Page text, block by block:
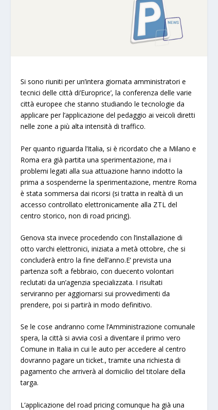
Si sono riuniti per un’intera giornata amministratori e
tecnici delle città di’Europrice’, la conferenza delle varie
città europee che stanno studiando le tecnologie da
applicare per l’applicazione del pedaggio ai veicoli diretti
nelle zone a più alta intensità di traffico.
Per quanto riguarda l’Italia, si è ricordato che a Milano e
Roma era già partita una sperimentazione, ma i
problemi legati alla sua attuazione hanno indotto la
prima a sospenderne la sperimentazione, mentre Roma
è stata sommersa dai ricorsi (si tratta in realtà di un
accesso controllato elettronicamente alla ZTL del
centro storico, non di road pricing).
Genova sta invece procedendo con l’installazione di
otto varchi elettronici, iniziata a metà ottobre, che si
concluderà entro la fine dell’anno.E’ prevista una
partenza soft a febbraio, con duecento volontari
reclutati da un’agenzia specializzata. I risultati
serviranno per aggiornarsi sui provvedimenti da
prendere, poi si partirà in modo definitivo.
Se le cose andranno come l’Amministrazione comunale
spera, la città si avvia così a diventare il primo vero
Comune in Italia in cui le auto per accedere al centro
dovranno pagare un ticket., tramite una richiesta di
pagamento che arriverà al domicilio del titolare della
targa.
L’applicazione del road pricing comunque ha già una